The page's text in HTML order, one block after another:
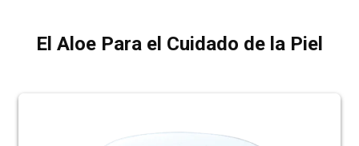
El Aloe Para el Cuidado de la Piel